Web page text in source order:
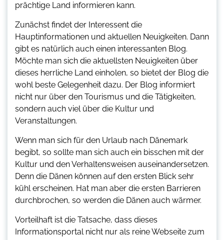
prächtige Land informieren kann.
Zunächst findet der Interessent die
Hauptinformationen und aktuellen Neuigkeiten. Dann
gibt es natürlich auch einen interessanten Blog.
Möchte man sich die aktuellsten Neuigkeiten über
dieses herrliche Land einholen, so bietet der Blog die
wohl beste Gelegenheit dazu. Der Blog informiert
nicht nur über den Tourismus und die Tätigkeiten,
sondern auch viel über die Kultur und
Veranstaltungen.
Wenn man sich für den Urlaub nach Dänemark
begibt, so sollte man sich auch ein bisschen mit der
Kultur und den Verhaltensweisen auseinandersetzen.
Denn die Dänen können auf den ersten Blick sehr
kühl erscheinen. Hat man aber die ersten Barrieren
durchbrochen, so werden die Dänen auch wärmer.
Vorteilhaft ist die Tatsache, dass dieses
Informationsportal nicht nur als reine Webseite zum